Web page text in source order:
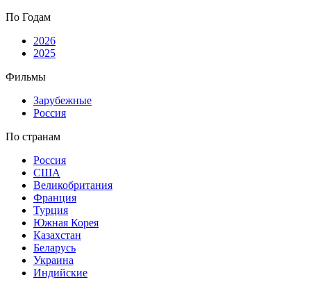
По Годам
2026
2025
Фильмы
Зарубежные
Россия
По странам
Россия
США
Великобритания
Франция
Турция
Южная Корея
Казахстан
Беларусь
Украина
Индийские